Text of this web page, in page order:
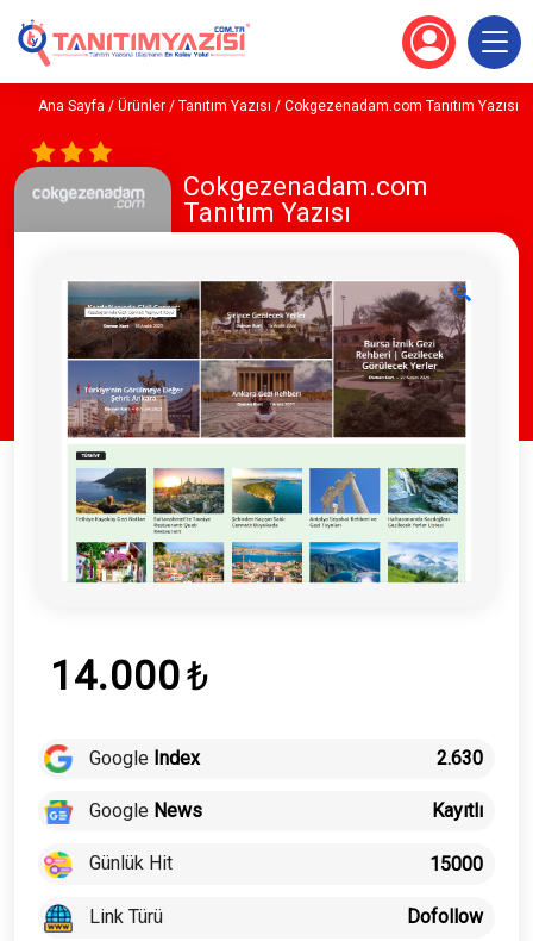
Ana Sayfa / Ürünler / Tanıtım Yazısı / Cokgezenadam.com Tanıtım Yazısı
Cokgezenadam.com
Tanıtım Yazısı
🔍
14.000₺
Google Index 2.630
Google News Kayıtlı
Günlük Hit 15000
Link Türü Dofollow